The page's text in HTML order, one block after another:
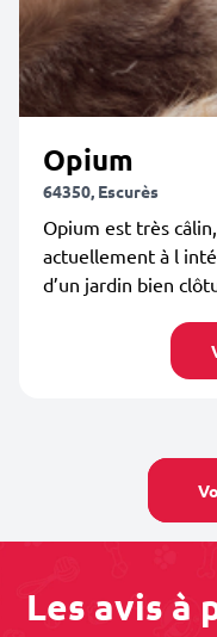
Opium
64350, Escurès
Opium est très
actuellement à l
d’un jardin bien
Les avis à